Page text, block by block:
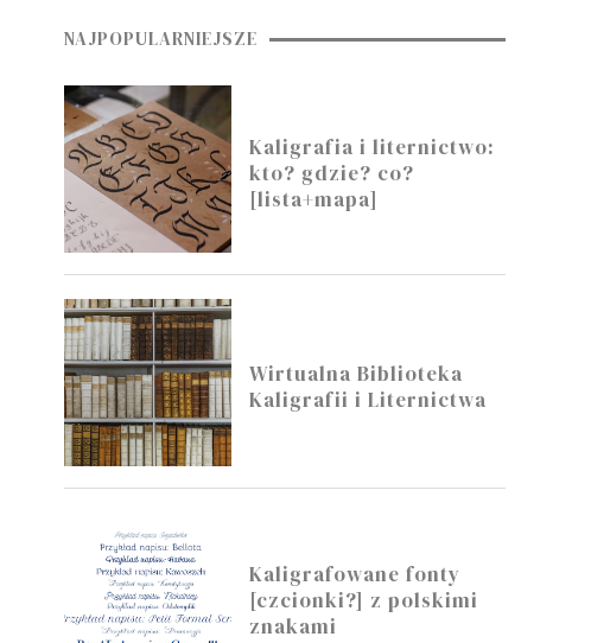
NAJPOPULARNIEJSZE
Kaligrafia i liternictwo:
kto? gdzie? co?
[lista+mapa]
Wirtualna Biblioteka
Kaligrafii i Liternictwa
Kaligrafowane fonty
[czcionki?] z polskimi
znakami